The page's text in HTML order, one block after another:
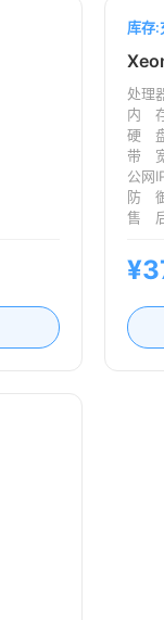
库存:
处理
内 存
硬
带
公网
防
售